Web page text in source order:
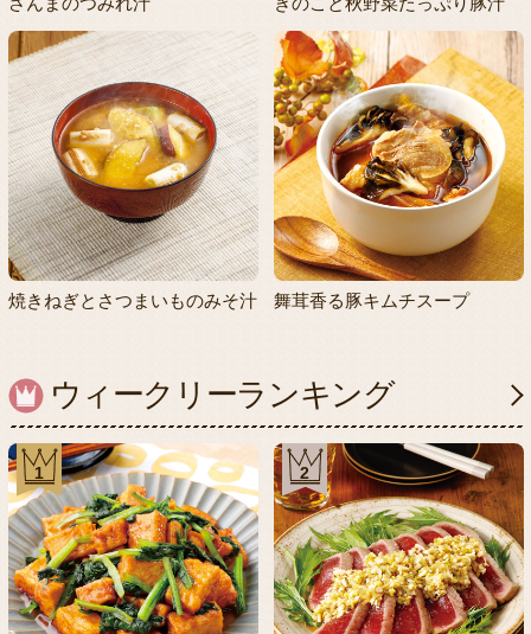
焼きねぎとさつまいものみそ汁 舞茸香る豚キムチスープ
ウィークリーランキング
1 2